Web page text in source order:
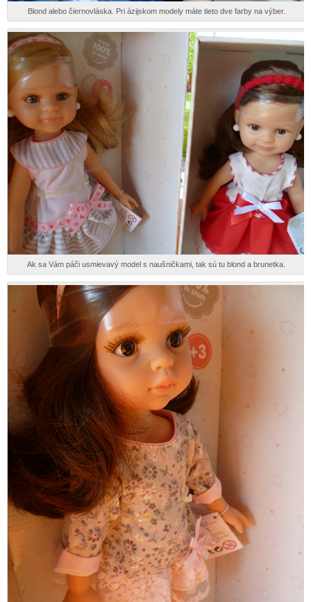
Blond alebo čiernovláska. Pri ázijskom modely máte tieto dve farby na výber.
Ak sa Vám páči usmievavý model s naušničkami, tak sú tu blond a brunetka.